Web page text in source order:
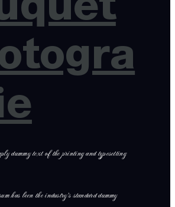
dummy text of the printing and typesetting
has been the industry’s standard dummy